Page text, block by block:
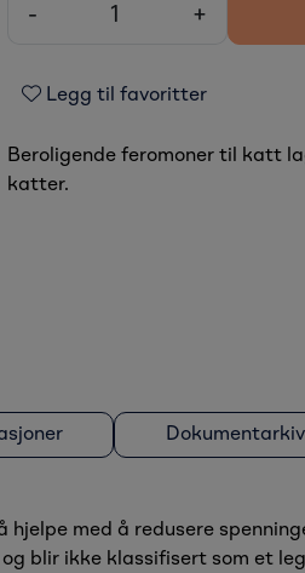
- +
Legg til favoritter
Beroligende feromoner til katt
katter.
Dokumentarkiv
hjelpe med å redusere
blir ikke klassifisert som et